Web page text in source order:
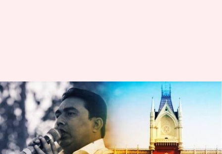
West Bengal: టీఎంసీ నేత షాజహాన్
షేక్‌ను వెంటనే అరెస్టు చేయండి:
కోలకత్తా హైకోర్టు
వ్రాసిన వారు Stalin Feb 26, 2024 03:53 pm